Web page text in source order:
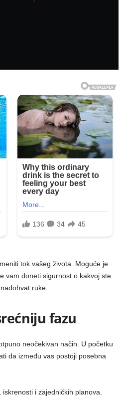
tok vašeg života. Moguće je
vam doneti sigurnost o kakvoj ste
ruke.
fazu
neočekivan način. U početku
da između vas postoji posebna
i zajedničkih planova.